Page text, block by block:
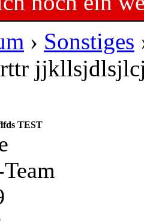
› Sonstiges
TEST